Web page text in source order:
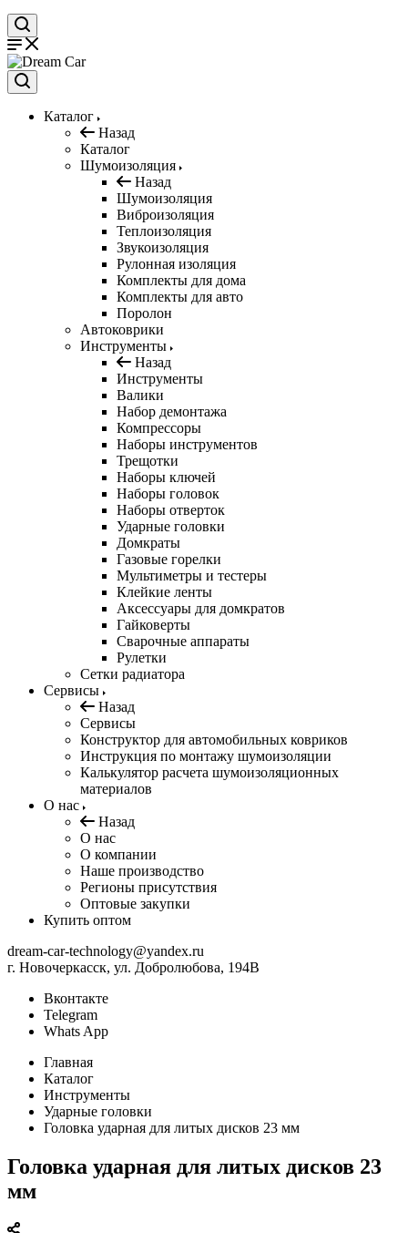
Каталог
Назад
Каталог
Шумоизоляция
Назад
Шумоизоляция
Виброизоляция
Теплоизоляция
Звукоизоляция
Рулонная изоляция
Комплекты для дома
Комплекты для авто
Поролон
Автоковрики
Инструменты
Назад
Инструменты
Валики
Набор демонтажа
Компрессоры
Наборы инструментов
Трещотки
Наборы ключей
Наборы головок
Наборы отверток
Ударные головки
Домкраты
Газовые горелки
Мультиметры и тестеры
Клейкие ленты
Аксессуары для домкратов
Гайковерты
Сварочные аппараты
Рулетки
Сетки радиатора
Сервисы
Назад
Сервисы
Конструктор для автомобильных ковриков
Инструкция по монтажу шумоизоляции
Калькулятор расчета шумоизоляционных
материалов
О нас
Назад
О нас
О компании
Наше производство
Регионы присутствия
Оптовые закупки
Купить оптом
dream-car-technology@yandex.ru
г. Новочеркасск, ул. Добролюбова, 194В
Вконтакте
Telegram
Whats App
Главная
Каталог
Инструменты
Ударные головки
Головка ударная для литых дисков 23 мм
Головка ударная для литых дисков 23
мм